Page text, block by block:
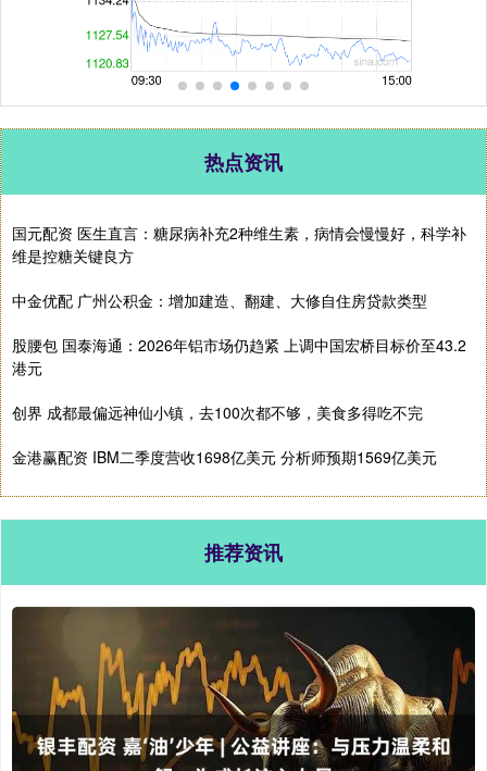
热点资讯
国元配资 医生直言：糖尿病补充2种维生素，病情会慢慢好，科学补
维是控糖关键良方
中金优配 广州公积金：增加建造、翻建、大修自住房贷款类型
股腰包 国泰海通：2026年铝市场仍趋紧 上调中国宏桥目标价至43.2
港元
创界 成都最偏远神仙小镇，去100次都不够，美食多得吃不完
金港赢配资 IBM二季度营收1698亿美元 分析师预期1569亿美元
推荐资讯